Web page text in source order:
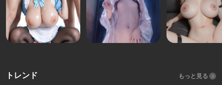
トレンド もっと見る